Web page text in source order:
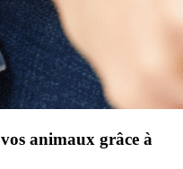
animaux grâce à